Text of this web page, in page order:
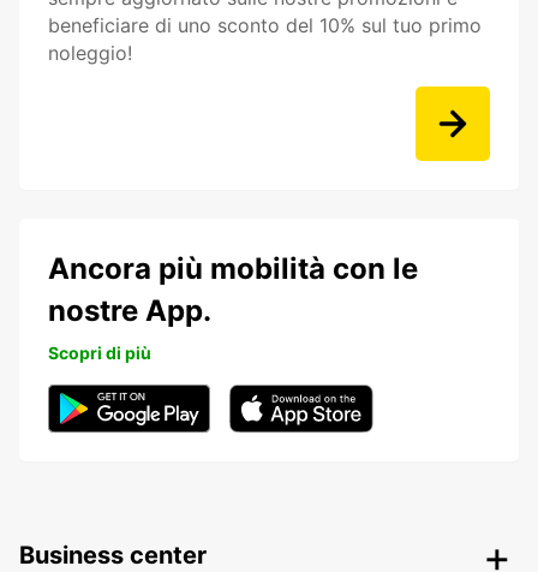
beneficiare di uno sconto del 10% sul tuo primo
noleggio!
Ancora più mobilità con le
nostre App.
Scopri di più
Business center